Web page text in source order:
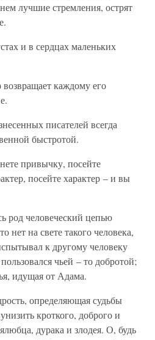
лучшие стремления, острят
и в сердцах маленьких
каждому его
писателей всегда
быстротой.
привычку, посейте
посейте характер – и вы
род человеческий цепью
нет на свете такого человека,
к другому человеку
чьей – то добротой;
идущая от Адама.
определяющая судьбы
кроткого, доброго и
дурака и злодея. О, будь